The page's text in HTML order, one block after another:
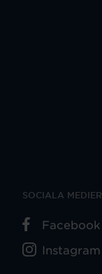
SOCIALA MEDIER
Facebook
Instagram